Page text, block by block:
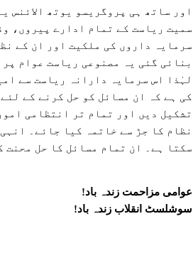
اور ساتھ ہی پروگریسو یوتھ الائنس
سمیت ریاست کے تمام ادارے پیروں،
سرمایہ داروں کی ملکیت اور ان کے
بنائی گئی یہ مصنوعی ریاست عوام
لہٰذا اس سرمایہ دارانہ ریاست سے
کی ہے کہ ان مسائل کو حل کرنے کے
تشکیل دیں اور تمام تر انتظامی
نظام کا جڑ سے خاتمہ کیا جائے۔
سکتا ہے۔ ان تمام مسائل کا حل محنت
عوامی مزاحمت زندہ باد!
سوشلسٹ انقلاب زندہ باد!